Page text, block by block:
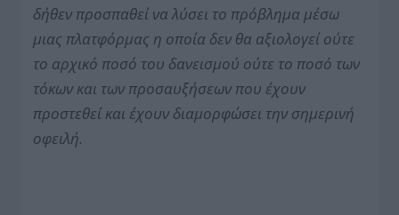
δήθεν προσπαθεί να λύσει το πρόβλημα μέσω
μιας πλατφόρμας η οποία δεν θα αξιολογεί ούτε
το αρχικό ποσό του δανεισμού ούτε το ποσό των
τόκων και των προσαυξήσεων που έχουν
προστεθεί και έχουν διαμορφώσει την σημερινή
οφειλή.